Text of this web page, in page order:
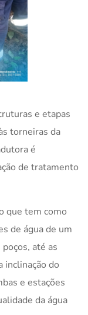
e etapas
torneiras da
é
de tratamento
que tem como
de água de um
até as
inclinação do
e estações
da água